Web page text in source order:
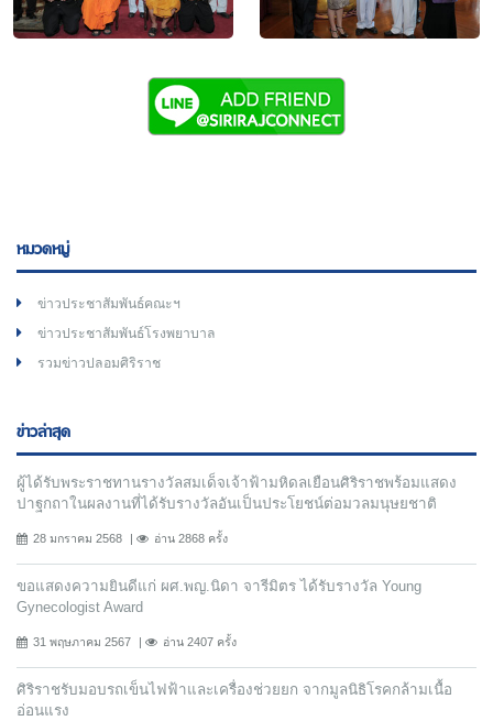
หมวดหมู่
ข่าวประชาสัมพันธ์คณะฯ
ข่าวประชาสัมพันธ์โรงพยาบาล
รวมข่าวปลอมศิริราช
ข่าวล่าสุด
ผู้ได้รับพระราชทานรางวัลสมเด็จเจ้าฟ้ามหิดลเยือนศิริราชพร้อมแสดง
ปาฐกถาในผลงานที่ได้รับรางวัลอันเป็นประโยชน์ต่อมวลมนุษยชาติ
28 มกราคม 2568 อ่าน 2868 ครั้ง
ขอแสดงความยินดีแก่ ผศ.พญ.นิดา จารีมิตร ได้รับรางวัล Young
Gynecologist Award
31 พฤษภาคม 2567 อ่าน 2407 ครั้ง
ศิริราชรับมอบรถเข็นไฟฟ้าและเครื่องช่วยยก จากมูลนิธิโรคกล้ามเนื้อ
อ่อนแรง